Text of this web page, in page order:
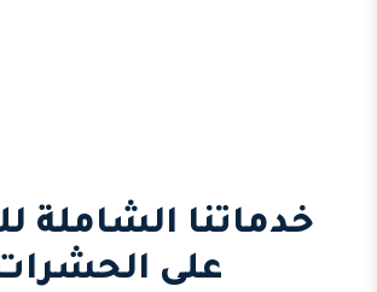
خدماتنا الشاملة
على